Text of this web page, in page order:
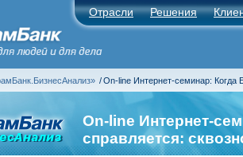
Отрасли Решения
/ On-line Интернет-семинар: Когда
On-line Интернет-
справляется: